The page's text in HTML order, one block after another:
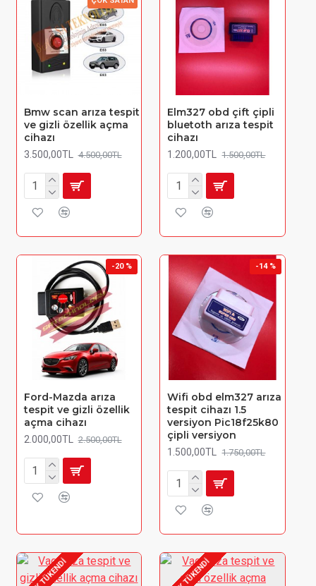
Bmw scan arıza tespit
ve gizli özellik açma
cihazı
3.500,00TL 4.500,00TL
Elm327 obd çift çipli
bluetoth arıza tespit
cihazı
1.200,00TL 1.500,00TL
-20 %
Ford-Mazda arıza
tespit ve gizli özellik
açma cihazı
2.000,00TL 2.500,00TL
-14 %
Wifi obd elm327 arıza
tespit cihazı 1.5
versiyon Pic18f25k80
çipli versiyon
1.500,00TL 1.750,00TL